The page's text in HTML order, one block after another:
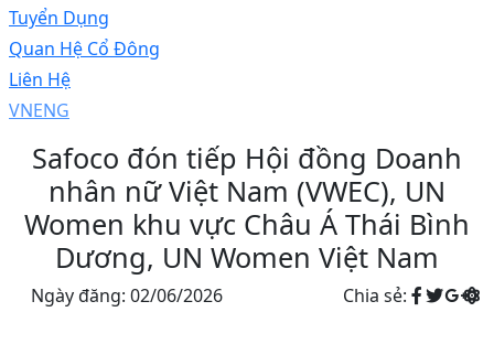
Tuyển Dụng
Quan Hệ Cổ Đông
Liên Hệ
VNENG
Safoco đón tiếp Hội đồng Doanh
nhân nữ Việt Nam (VWEC), UN
Women khu vực Châu Á Thái Bình
Dương, UN Women Việt Nam
Ngày đăng: 02/06/2026 Chia sẻ: